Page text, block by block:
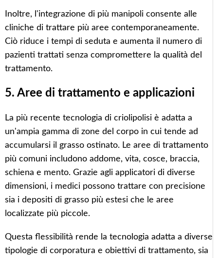
Inoltre, l'integrazione di più manipoli consente alle
cliniche di trattare più aree contemporaneamente.
Ciò riduce i tempi di seduta e aumenta il numero di
pazienti trattati senza compromettere la qualità del
trattamento.
5. Aree di trattamento e applicazioni
La più recente tecnologia di criolipolisi è adatta a
un'ampia gamma di zone del corpo in cui tende ad
accumularsi il grasso ostinato. Le aree di trattamento
più comuni includono addome, vita, cosce, braccia,
schiena e mento. Grazie agli applicatori di diverse
dimensioni, i medici possono trattare con precisione
sia i depositi di grasso più estesi che le aree
localizzate più piccole.
Questa flessibilità rende la tecnologia adatta a diverse
tipologie di corporatura e obiettivi di trattamento, sia